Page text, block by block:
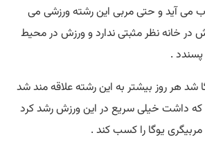
می آید و حتی مربی این رشته ورزشی می
در خانه نظر مثبتی ندارد و ورزش در محیط
.
شد هر روز بیشتر به این رشته علاقه مند شد
که داشت خیلی سریع در این ورزش رشد کرد
یوگا را کسب کند .